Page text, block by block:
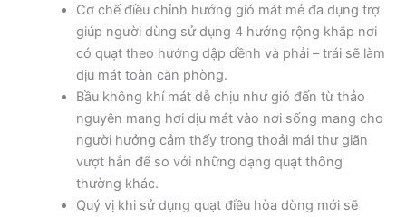
Cơ chế điều chỉnh hướng gió mát mẻ đa dụng trợ
giúp người dùng sử dụng 4 hướng rộng khắp nơi
có quạt theo hướng dập dềnh và phải – trái sẽ làm
dịu mát toàn căn phòng.
Bầu không khí mát dễ chịu như gió đến từ thảo
nguyên mang hơi dịu mát vào nơi sống mang cho
người hưởng cảm thấy trong thoải mái thư giãn
vượt hẳn để so với những dạng quạt thông
thường khác.
Quý vị khi sử dụng quạt điều hòa dòng mới sẽ